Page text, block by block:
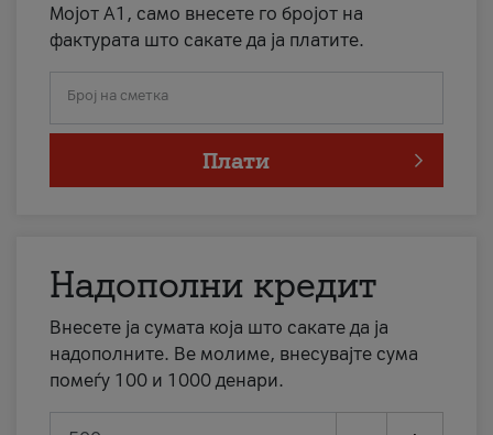
Мојот А1, само внесете го бројот на
фактурата што сакате да ја платите.
Број на сметка
Плати
Надополни кредит
Внесете ја сумата која што сакате да ја
надополните. Ве молиме, внесувајте сума
помеѓу 100 и 1000 денари.